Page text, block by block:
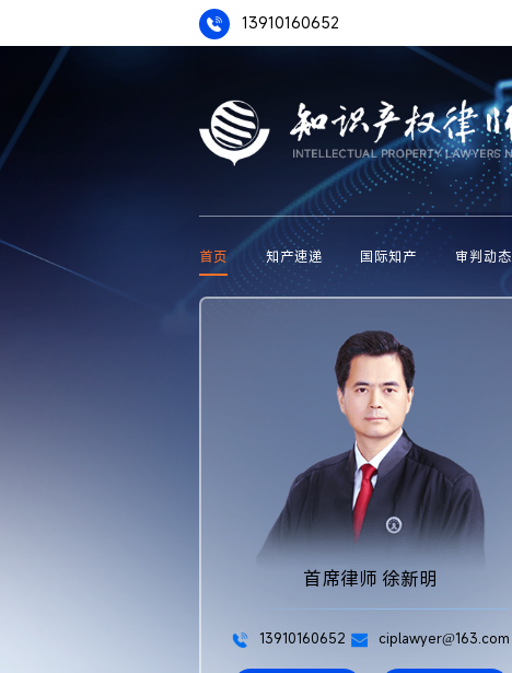
13910160652
首页 知产速递 国际知产 审判动态
首席律师 徐新明
13910160652 ciplawyer@163.com